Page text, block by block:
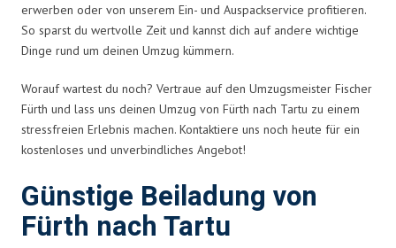
erwerben oder von unserem Ein- und Auspackservice profitieren.
So sparst du wertvolle Zeit und kannst dich auf andere wichtige
Dinge rund um deinen Umzug kümmern.
Worauf wartest du noch? Vertraue auf den Umzugsmeister Fischer
Fürth und lass uns deinen Umzug von Fürth nach Tartu zu einem
stressfreien Erlebnis machen. Kontaktiere uns noch heute für ein
kostenloses und unverbindliches Angebot!
Günstige Beiladung von
Fürth nach Tartu